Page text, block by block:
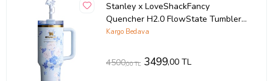
Stanley x LoveShackFancy
Quencher H2.0 FlowState Tumbler
Çiçek Desenli Limited Edition Termos
(1.18 L)
Kargo Bedava
4500,00 TL 3499,00 TL